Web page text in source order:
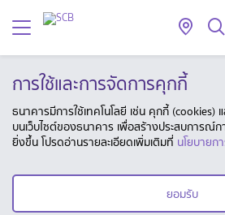
การใช้และการจัดการคุกกี้
ธนาคารมีการใช้เทคโนโลยี เช่น คุกกี้ (cookies)
บนเว็บไซต์ของธนาคาร เพื่อสร้างประสบการณ์ก
ยิ่งขึ้น โปรดอ่านรายละเอียดเพิ่มเติมที่ นโยบายก
ยอมรับ